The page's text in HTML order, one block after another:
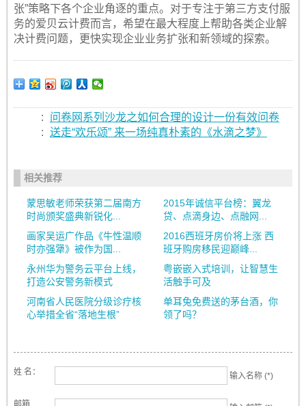
张”策略下各个企业角逐的重点。对于专注于第三方支付服
务的爱贝云计费而言，希望在最大程度上帮助各类企业解
决计费问题，更快实现企业业务扩张和新领域的探索。
:
问卷网系列沙龙之如何合理的设计一份有效问卷
: 送走“欢乐颂” 来一场纯真朴素的《水滴之梦》
相关推荐
蒙思敏老师荣获第二届南方
时尚颁奖盛典新锐化...
2015年诚信平台榜：翼龙
贷、点滴身边、点融网...
画家吴运广作品《牛性温顺
时亦强犟》被作为国...
2016西班牙房价将上涨 西
班牙购房移民迎巅峰...
永州华为警务云平台上线，
打造公安警务新模式
粤嵌嵌入式培训，让智慧生
活触手可及
河南省人民医院分级诊疗核
心举措全省“落地生根”
单耳兔免费送的茅台酒，你
领了吗？
姓 名： 输入名称 (*)
邮箱